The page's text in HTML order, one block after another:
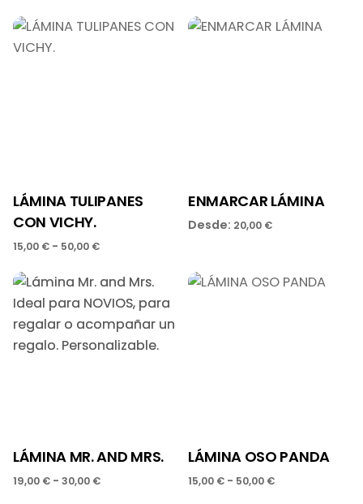
LÁMINA TULIPANES
CON VICHY.
15,00 € - 50,00 €
ENMARCAR LÁMINA
Desde: 20,00 €
LÁMINA MR. AND MRS.
19,00 € - 30,00 €
LÁMINA OSO PANDA
15,00 € - 50,00 €